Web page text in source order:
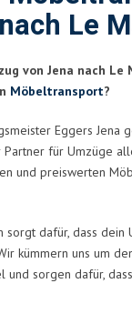
Le
von Jena nach Le
Möbeltransport?
Eggers Jena
für Umzüge
und preiswerten
sorgt dafür, dass dein
kümmern uns um
und sorgen dafür,